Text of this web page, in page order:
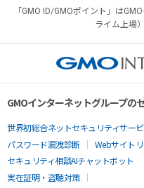
「GMO ID/GMOポイント」は
ライム上場
GMOインターネットグループの
世界初総合ネットセキュリティサービ
パスワード漏洩診断
Webサイト
セキュリティ相談AIチャットボット
実在証明・盗聴対策